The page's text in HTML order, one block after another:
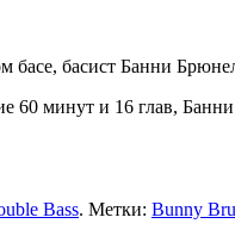
басе, басист Банни
60 минут и 16 глав,
Bass. Метки: Bunny